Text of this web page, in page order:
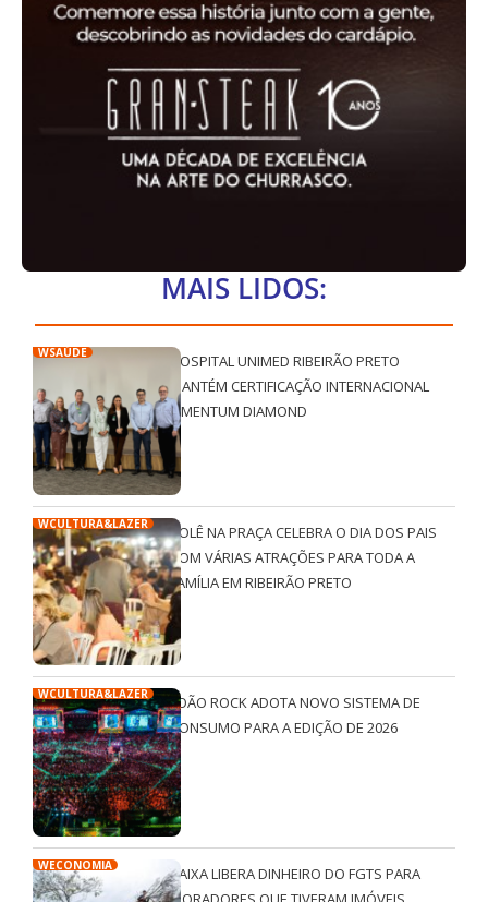
MAIS LIDOS:
WSAÚDE
HOSPITAL UNIMED RIBEIRÃO PRETO
MANTÉM CERTIFICAÇÃO INTERNACIONAL
QMENTUM DIAMOND
WCULTURA&LAZER
ROLÊ NA PRAÇA CELEBRA O DIA DOS PAIS
COM VÁRIAS ATRAÇÕES PARA TODA A
FAMÍLIA EM RIBEIRÃO PRETO
WCULTURA&LAZER
JOÃO ROCK ADOTA NOVO SISTEMA DE
CONSUMO PARA A EDIÇÃO DE 2026
WECONOMIA
CAIXA LIBERA DINHEIRO DO FGTS PARA